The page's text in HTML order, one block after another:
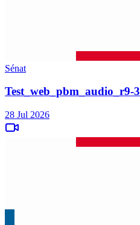
Sénat
Test_web_pbm_audio_r9-3
28 Jul 2026